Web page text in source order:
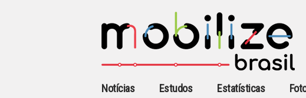
Notícias Estudos Estatísticas